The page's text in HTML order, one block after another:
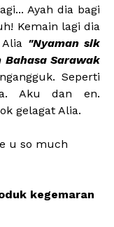
Ayah dia bagi
Kemain lagi dia
"Nyaman sik
Sarawak
Seperti
Aku dan en.
gelagat Alia.
u so much
kegemaran